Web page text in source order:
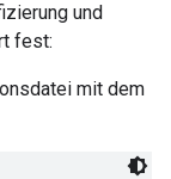
und
fest:
mit dem